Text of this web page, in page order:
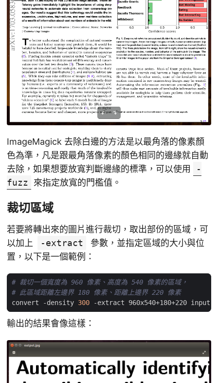
ImageMagick 去除白邊的方法是以最角落的像素顏
色為準，凡是跟最角落像素的顏色相同的邊緣就自動
去除，如果想要放寬判斷邊緣的標準，可以使用
-
fuzz
來指定放寬的門檻值。
裁切區域
若要將轉出來的圖片進行裁切，取出部份的區域，可
以加上
-extract
參數，並指定區域的大小與位
置，以下是一個範例：
# 裁切一個寬度為 960 像素、高度為 540 像素的區域，
# 此區域距離左邊界 180 像素、距離上邊界 220 像素
convert -density 300
輸出的結果會像這樣：